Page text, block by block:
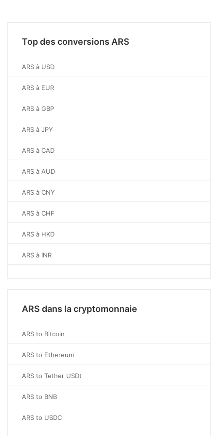
Top des conversions ARS
ARS à USD
ARS à EUR
ARS à GBP
ARS à JPY
ARS à CAD
ARS à AUD
ARS à CNY
ARS à CHF
ARS à HKD
ARS à INR
ARS dans la cryptomonnaie
ARS to Bitcoin
ARS to Ethereum
ARS to Tether USDt
ARS to BNB
ARS to USDC